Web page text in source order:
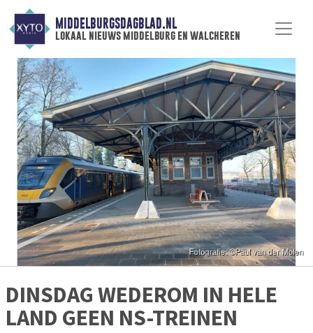
MIDDELBURGSDAGBLAD.NL
lokaal nieuws middelburg en walcheren
DINSDAG WEDEROM IN HELE
LAND GEEN NS-TREINEN